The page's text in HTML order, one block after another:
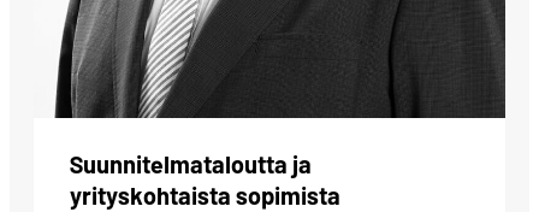
Suunnitelmataloutta ja
yrityskohtaista sopimista